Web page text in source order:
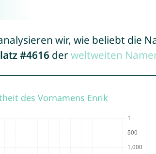
wir, wie beliebt die
#4616 derweltweiten